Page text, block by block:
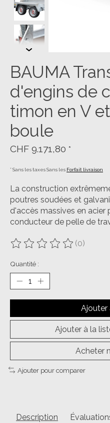
BAUMA
d'engins de
timon en V
boule
CHF 9.171,80 *
* Sans les taxes Sans les Forfait livraison
La construction
poutres soudées et
d'accès massives en
conducteur de pelle de
Ce produit est évalué à
(0)
Quantité :
Ajouter
Ajouter à la
Acheter
Ajouter pour comparer
Description